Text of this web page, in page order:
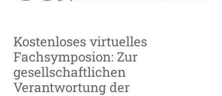
Kostenloses virtuelles
Fachsymposion: Zur
gesellschaftlichen
Verantwortung der